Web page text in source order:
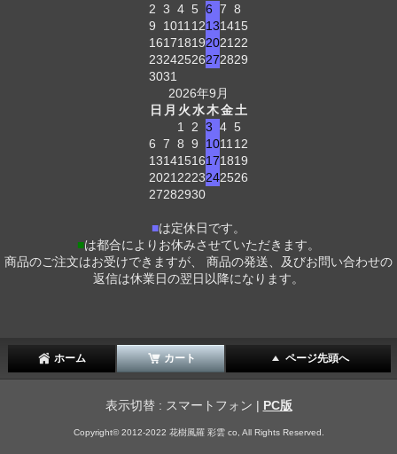
2 3 4 5 6 7 8
9
1011 12131415
161718192021 22
23242526272829
3031
2026年9月
日 月 火水木金土
1
2 3 4 5
6 7 8 9 1011 12
13141516171819
2021 2223242526
27282930
■は定休日です。
■は都合によりお休みさせていただきます。
商品のご注文はお受けできますが、 商品の発送、及びお問い合わせの
返信は休業日の翌日以降になります。
ホーム カート ページ先頭へ
表示切替 : スマートフォン | PC版
Copyright© 2012-2022 花樹風羅 彩雲 co, All Rights Reserved.